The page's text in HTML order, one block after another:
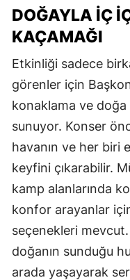
DOĞAYLA İÇ
KAÇAMAĞI
Etkinliği sadece
görenler için
konaklama ve
sunuyor. Konser
havanın ve her biri
keyfini çıkarabilir.
kamp alanlarında
konfor arayanlar
seçenekleri
doğanın sunduğu
arada yaşayarak